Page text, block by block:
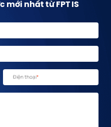
nhất từ FPT IS
Điện thoại*